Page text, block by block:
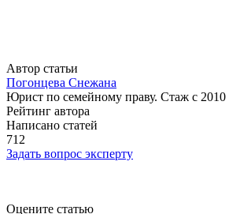
Автор статьи
Погонцева Снежана
Юрист по семейному праву. Стаж с 2010
Рейтинг автора
Написано статей
712
Задать вопрос эксперту
Оцените статью